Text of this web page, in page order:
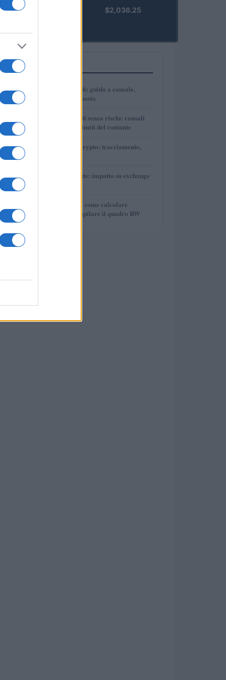
PRIME)
$2,036.25
PIÙ LETTI
1
Bonifici tra parenti: guida a causale,
tracciabilità e imposta
2
Bonifici tra parenti senza rischi: causali
corrette, prove e limiti del contante
3
Guida DAC8 per crypto: tracciamento,
4
DAC8 e criptovalute: impatto su exchange
5
Tasse sulle cripto: come calcolare
plusvalenze e compilare il quadro RW